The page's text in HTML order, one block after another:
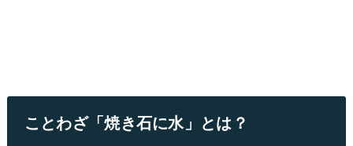
ことわざ「焼き石に水」とは？